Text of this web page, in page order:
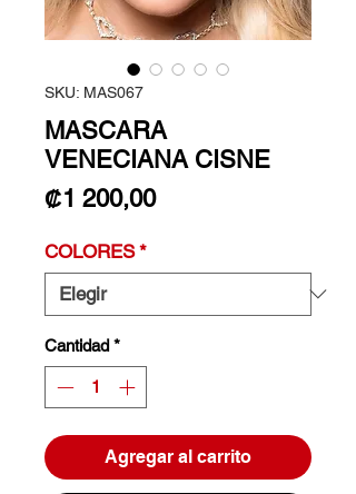
SKU: MAS067
MASCARA
VENECIANA CISNE
₡1 200,00Precio
COLORES *
Cantidad *
Agregar al carrito